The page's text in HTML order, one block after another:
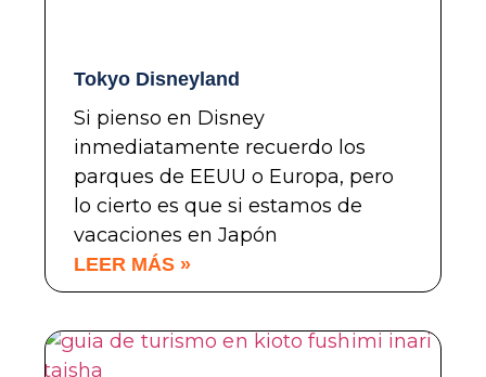
Tokyo Disneyland
Si pienso en Disney
inmediatamente recuerdo los
parques de EEUU o Europa, pero
lo cierto es que si estamos de
vacaciones en Japón
LEER MÁS »